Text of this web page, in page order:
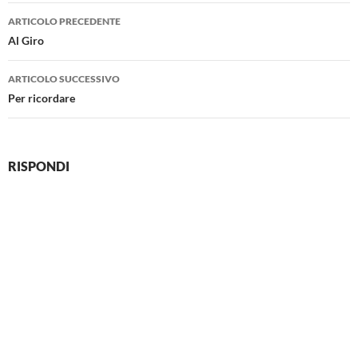
Navigazione
articolo
ARTICOLO PRECEDENTE
Al Giro
ARTICOLO SUCCESSIVO
Per ricordare
RISPONDI